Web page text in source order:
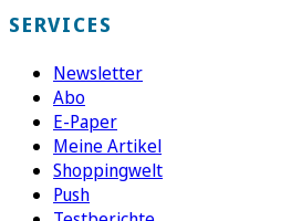
SERVICES
Newsletter
Abo
E-Paper
Meine Artikel
Shoppingwelt
Push